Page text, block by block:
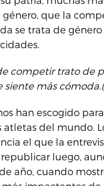
que la
se trata de
competir trato de
siente más cómoda.
han escogido
del mundo.
el que la
luego,
año, cuando